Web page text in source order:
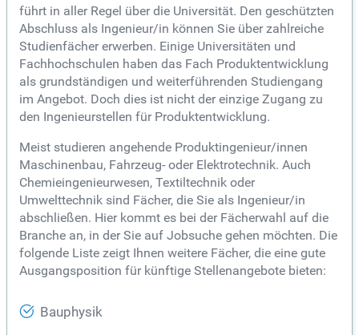
führt in aller Regel über die Universität. Den geschützten
Abschluss als Ingenieur/in können Sie über zahlreiche
Studienfächer erwerben. Einige Universitäten und
Fachhochschulen haben das Fach Produktentwicklung
als grundständigen und weiterführenden Studiengang
im Angebot. Doch dies ist nicht der einzige Zugang zu
den Ingenieurstellen für Produktentwicklung.
Meist studieren angehende Produktingenieur/innen
Maschinenbau, Fahrzeug- oder Elektrotechnik. Auch
Chemieingenieurwesen, Textiltechnik oder
Umwelttechnik sind Fächer, die Sie als Ingenieur/in
abschließen. Hier kommt es bei der Fächerwahl auf die
Branche an, in der Sie auf Jobsuche gehen möchten. Die
folgende Liste zeigt Ihnen weitere Fächer, die eine gute
Ausgangsposition für künftige Stellenangebote bieten:
Bauphysik